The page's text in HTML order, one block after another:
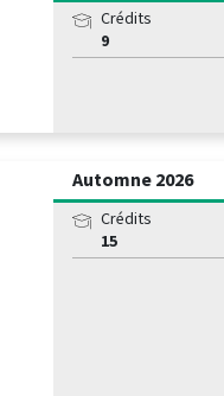
Crédits
9
Automne 2026
Crédits
15